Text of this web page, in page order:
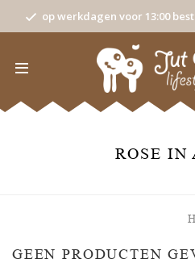
op werkdagen voor 13:00
ROSE IN
GEEN PRODUCTEN